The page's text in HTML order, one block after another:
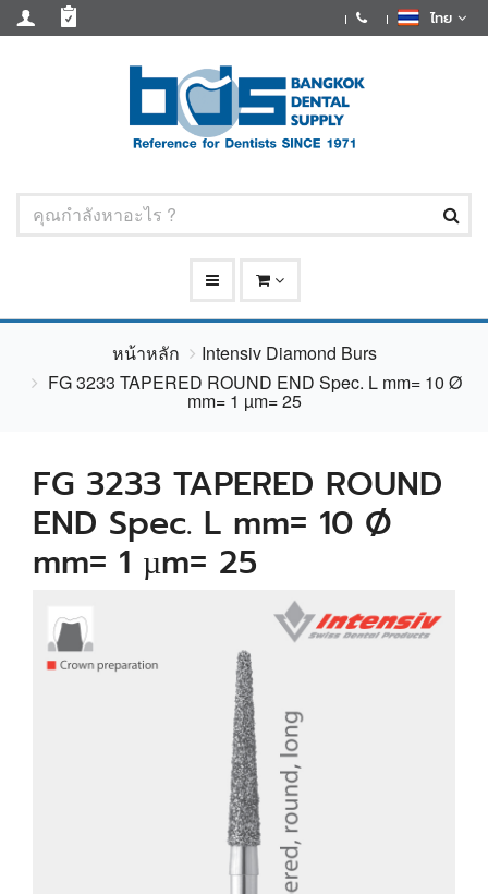
ไทย
หน้าหลัก
Intensiv Diamond Burs
FG 3233 TAPERED ROUND END Spec. L mm= 10 Ø
mm= 1 µm= 25
FG 3233 TAPERED ROUND
END Spec. L mm= 10 Ø
mm= 1 µm= 25